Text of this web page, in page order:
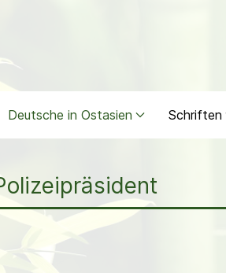
Deutsche in Ostasien Schriften